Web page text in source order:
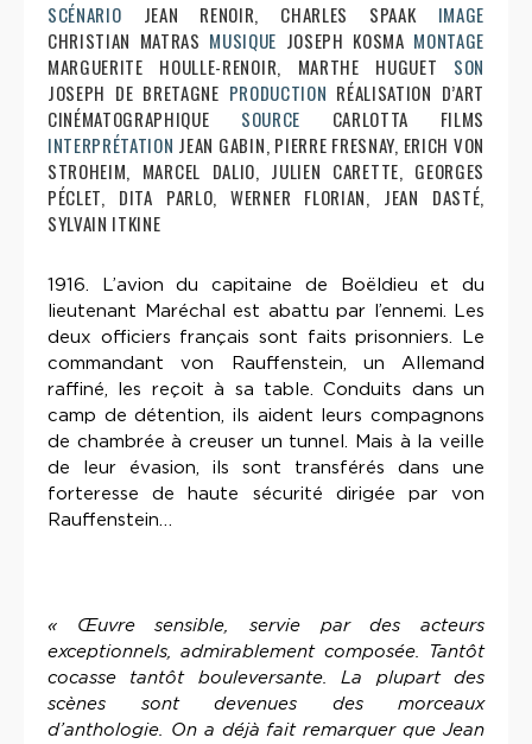
SCÉNARIO JEAN RENOIR, CHARLES SPAAK IMAGE
CHRISTIAN MATRAS MUSIQUE JOSEPH KOSMA MONTAGE
MARGUERITE HOULLE-RENOIR, MARTHE HUGUET SON
JOSEPH DE BRETAGNE PRODUCTION RÉALISATION D’ART
CINÉMATOGRAPHIQUE SOURCE CARLOTTA FILMS
INTERPRÉTATION JEAN GABIN, PIERRE FRESNAY, ERICH VON
STROHEIM, MARCEL DALIO, JULIEN CARETTE, GEORGES
PÉCLET, DITA PARLO, WERNER FLORIAN, JEAN DASTÉ,
SYLVAIN ITKINE
1916. L’avion du capitaine de Boëldieu et du
lieutenant Maréchal est abattu par l’ennemi. Les
deux officiers français sont faits prisonniers. Le
commandant von Rauffenstein, un Allemand
raffiné, les reçoit à sa table. Conduits dans un
camp de détention, ils aident leurs compagnons
de chambrée à creuser un tunnel. Mais à la veille
de leur évasion, ils sont transférés dans une
forteresse de haute sécurité dirigée par von
Rauffenstein…
« Œuvre sensible, servie par des acteurs
exceptionnels, admirablement composée. Tantôt
cocasse tantôt bouleversante. La plupart des
scènes sont devenues des morceaux
d’anthologie. On a déjà fait remarquer que Jean